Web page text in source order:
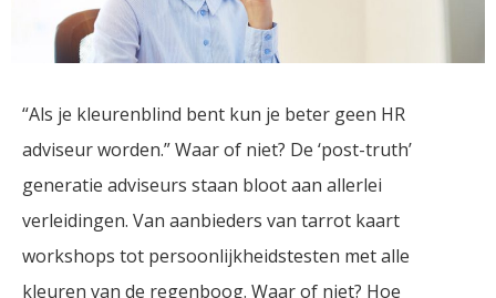
“Als je kleurenblind bent kun je beter geen HR
adviseur worden.” Waar of niet? De ‘post-truth’
generatie adviseurs staan bloot aan allerlei
verleidingen. Van aanbieders van tarrot kaart
workshops tot persoonlijkheidstesten met alle
kleuren van de regenboog. Waar of niet? Hoe